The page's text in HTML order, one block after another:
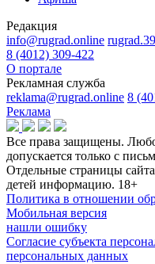
Редакция
info@rugrad.online
8 (4012) 309-422
О портале
Рекламная служба
reklama@rugrad.online 8
Реклама
Все права защищены.
допускается только с
Отдельные страницы
детей информацию. 18+
Политика в отношении
Мобильная версия
нашли ошибку
Согласие субъекта
персональных данных